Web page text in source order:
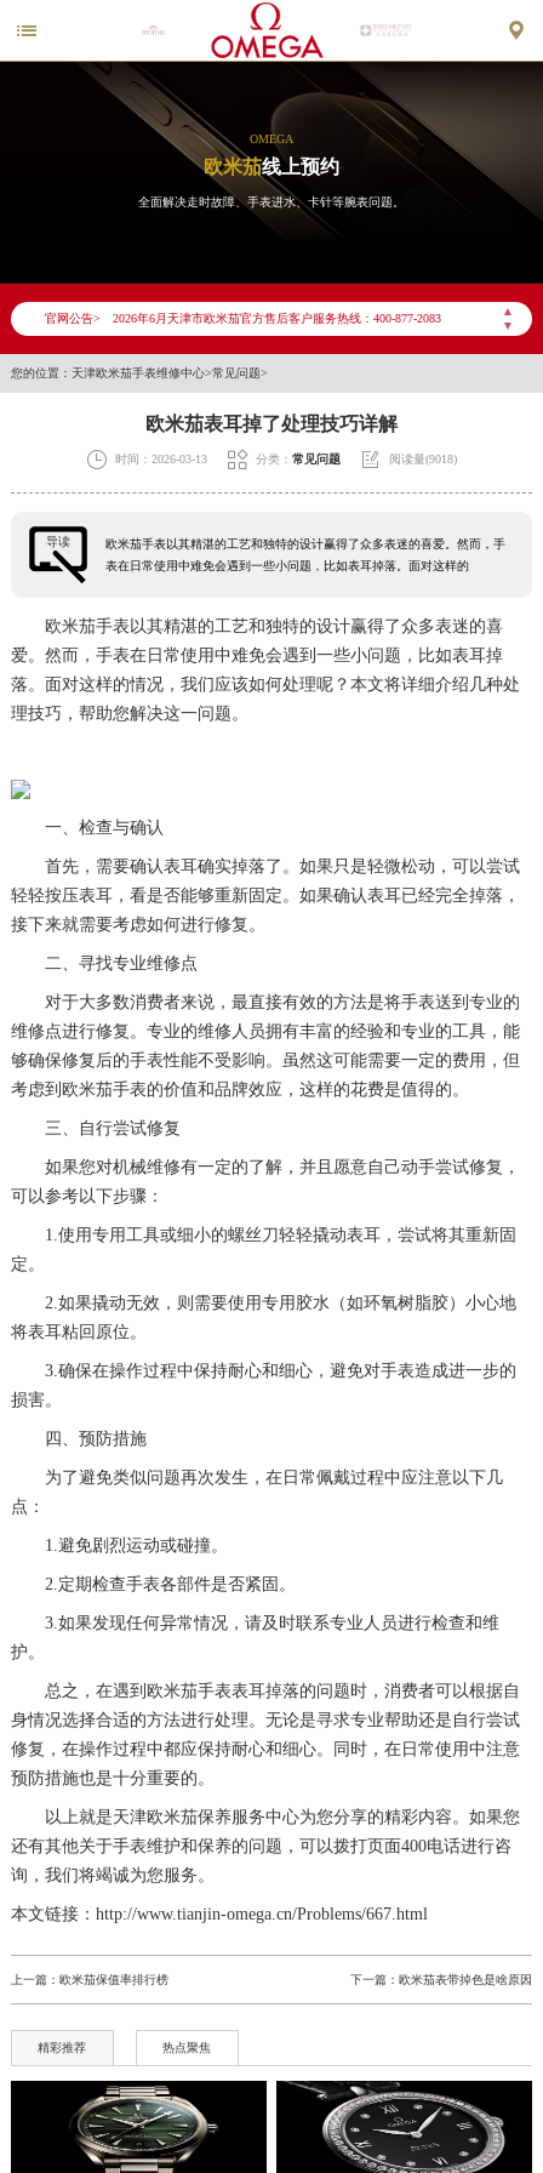
 
OMEGA
欧米茄线上预约
全面解决走时故障、手表进水、卡针等腕表问题。
官网公告>
▲
▼
2026年6月天津市欧米茄官方售后客户服务热线：400-877-2083
2026年6月欧米茄售后服务中心最新网点地址：
节假日正常营业！
您的位置： 天津欧米茄手表维修中心>常见问题>
欧米茄表耳掉了处理技巧详解
 时间：2026-03-13  分类： 常见问题  阅读量(9018)
导读
欧米茄手表以其精湛的工艺和独特的设计赢得了众多表迷的喜爱。然而，手
表在日常使用中难免会遇到一些小问题，比如表耳掉落。面对这样的
欧米茄手表以其精湛的工艺和独特的设计赢得了众多表迷的喜
爱。然而，手表在日常使用中难免会遇到一些小问题，比如表耳掉
落。面对这样的情况，我们应该如何处理呢？本文将详细介绍几种处
理技巧，帮助您解决这一问题。
一、检查与确认
首先，需要确认表耳确实掉落了。如果只是轻微松动，可以尝试
轻轻按压表耳，看是否能够重新固定。如果确认表耳已经完全掉落，
接下来就需要考虑如何进行修复。
二、寻找专业维修点
对于大多数消费者来说，最直接有效的方法是将手表送到专业的
维修点进行修复。专业的维修人员拥有丰富的经验和专业的工具，能
够确保修复后的手表性能不受影响。虽然这可能需要一定的费用，但
考虑到欧米茄手表的价值和品牌效应，这样的花费是值得的。
三、自行尝试修复
如果您对机械维修有一定的了解，并且愿意自己动手尝试修复，
可以参考以下步骤：
1.使用专用工具或细小的螺丝刀轻轻撬动表耳，尝试将其重新固
定。
2.如果撬动无效，则需要使用专用胶水（如环氧树脂胶）小心地
将表耳粘回原位。
3.确保在操作过程中保持耐心和细心，避免对手表造成进一步的
损害。
四、预防措施
为了避免类似问题再次发生，在日常佩戴过程中应注意以下几
点：
1.避免剧烈运动或碰撞。
2.定期检查手表各部件是否紧固。
3.如果发现任何异常情况，请及时联系专业人员进行检查和维
护。
总之，在遇到欧米茄手表表耳掉落的问题时，消费者可以根据自
身情况选择合适的方法进行处理。无论是寻求专业帮助还是自行尝试
修复，在操作过程中都应保持耐心和细心。同时，在日常使用中注意
预防措施也是十分重要的。
以上就是天津欧米茄保养服务中心为您分享的精彩内容。如果您
还有其他关于手表维护和保养的问题，可以拨打页面400电话进行咨
询，我们将竭诚为您服务。
本文链接：http://www.tianjin-omega.cn/Problems/667.html
上一篇： 欧米茄保值率排行榜 下一篇：欧米茄表带掉色是啥原因
精彩推荐 热点聚焦